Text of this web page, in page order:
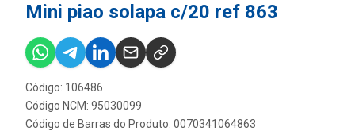
Mini piao solapa c/20 ref 863
Código: 106486
Código NCM: 95030099
Código de Barras do Produto: 0070341064863